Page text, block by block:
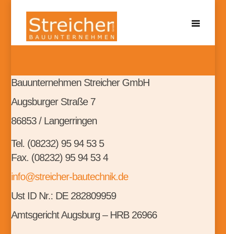
IMPRESSUM
Bauunternehmen Streicher GmbH
Augsburger Straße 7
86853 / Langerringen
Tel. (08232) 95 94 53 5
Fax. (08232) 95 94 53 4
info@streicher-bautechnik.de
Ust ID Nr.: DE 282809959
Amtsgericht Augsburg – HRB 26966